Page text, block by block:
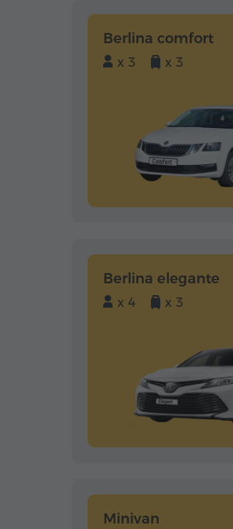
Berlina comfort
x 3 x 3
Berlina elegante
x 4 x 3
Minivan